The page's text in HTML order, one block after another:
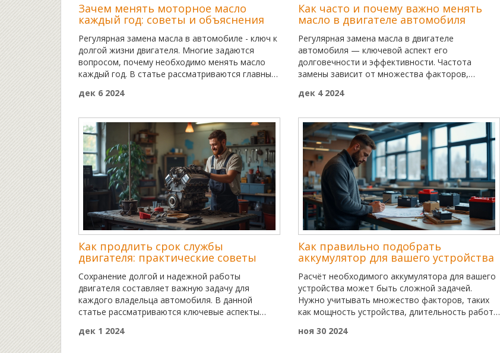
Зачем менять моторное масло
каждый год: советы и объяснения
Регулярная замена масла в автомобиле - ключ к
долгой жизни двигателя. Многие задаются
вопросом, почему необходимо менять масло
каждый год. В статье рассматриваются главные
советы по выбору подходящего продукта.
избежать преждевременного износа деталей и
снизит риск поломок.
дек 6 2024
Как часто и почему важно менять
масло в двигателе автомобиля
Регулярная замена масла в двигателе
автомобиля — ключевой аспект его
долговечности и эффективности. Частота
замены зависит от множества факторов,
автомобиля. Рекомендуется следовать
обращать внимание на признаки, указывающие
на необходимость замены масла. В статье
также рассматриваются полезные советы по
выбору подходящего моторного масла и
обсуждаются мифы, связанные с этой
процедурой.
дек 4 2024
Как продлить срок службы
двигателя: практические советы
Сохранение долгой и надежной работы
двигателя составляет важную задачу для
каждого владельца автомобиля. В данной
статье рассматриваются ключевые аспекты
замена масла, регулярное техобслуживание и
дек 1 2024
Как правильно подобрать
аккумулятор для вашего устройства
Расчёт необходимого аккумулятора для вашего
устройства может быть сложной задачей.
Нужно учитывать множество факторов, таких
как мощность устройства, длительность работы
как определить подходящий тип и объём
ноя 30 2024